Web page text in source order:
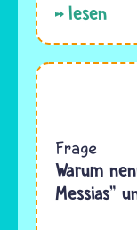
lesen
Frage
Warum
Messias"